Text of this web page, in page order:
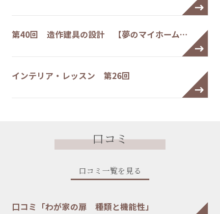
第40回 造作建具の設計 【夢のマイホーム…
インテリア・レッスン 第26回
口コミ
口コミ一覧を見る
口コミ「わが家の扉 種類と機能性」